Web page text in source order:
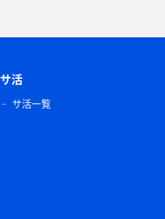
サ活
サ活一覧